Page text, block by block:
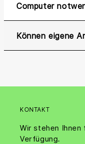
Computer
Können eigene
KONTAKT
Wir stehen Ihnen
Verfügung.